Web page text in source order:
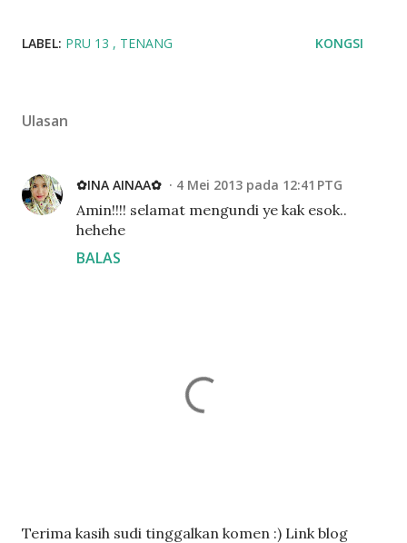
LABEL: PRU 13 TENANG KONGSI
Ulasan
✿INA AINAA✿ 4 Mei 2013 pada 12:41 PTG
Amin!!!! selamat mengundi ye kak esok..
hehehe
BALAS
C
Terima kasih sudi tinggalkan komen :) Link blog